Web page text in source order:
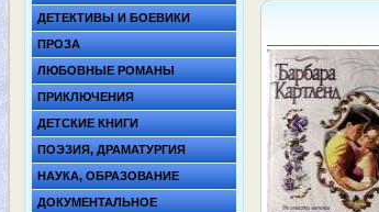
ДЕТЕКТИВЫ И БОЕВИКИ
ПРОЗА
ЛЮБОВНЫЕ РОМАНЫ
ПРИКЛЮЧЕНИЯ
ДЕТСКИЕ КНИГИ
ПОЭЗИЯ, ДРАМАТУРГИЯ
НАУКА, ОБРАЗОВАНИЕ
ДОКУМЕНТАЛЬНОЕ